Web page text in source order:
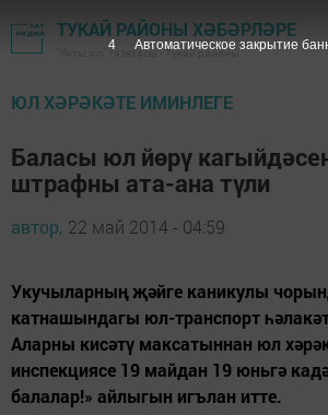
ТУКАЙ РАЙОНЫ ХӘБӘРЛӘРЕ
"Якты юл" газетасы - Тукай районы
ЮЛ ХӘРӘКӘТЕ ИМИНЛЕГЕ
Баласы юл йөрү
штрафны ата-ана түли
автор, 22 май 2014 - 04:59
Укучыларның җәйге каникулы
катнашындагы юл-транспорт
Аларны кисәтү максатыннан юл
инспекциясе 19 майдан 19 юньгә
балалар!» айлыгын игълан итте.
3 Автоматическое закрытие